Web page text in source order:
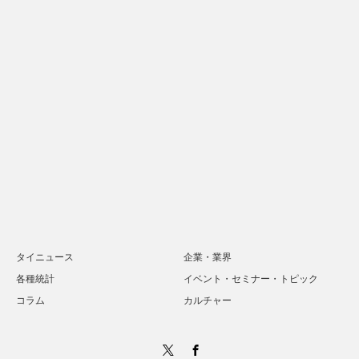
タイニュース
企業・業界
各種統計
イベント・セミナー・トピック
コラム
カルチャー